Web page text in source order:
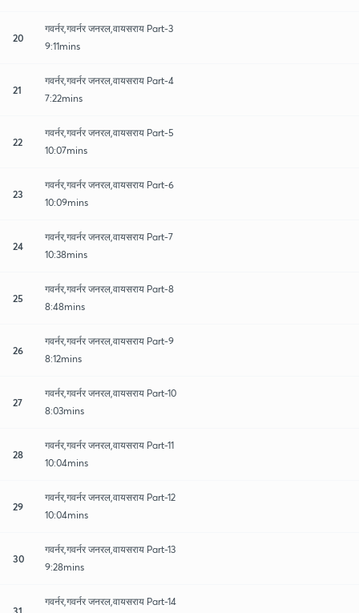
20
गवर्नर,गवर्नर जनरल,वायसराय Part-3
9:11mins
21
गवर्नर,गवर्नर जनरल,वायसराय Part-4
7:22mins
22
गवर्नर,गवर्नर जनरल,वायसराय Part-5
10:07mins
23
गवर्नर,गवर्नर जनरल,वायसराय Part-6
10:09mins
24
गवर्नर,गवर्नर जनरल,वायसराय Part-7
10:38mins
25
गवर्नर,गवर्नर जनरल,वायसराय Part-8
8:48mins
26
गवर्नर,गवर्नर जनरल,वायसराय Part-9
8:12mins
27
गवर्नर,गवर्नर जनरल,वायसराय Part-10
8:03mins
28
गवर्नर,गवर्नर जनरल,वायसराय Part-11
10:04mins
29
गवर्नर,गवर्नर जनरल,वायसराय Part-12
10:04mins
30
गवर्नर,गवर्नर जनरल,वायसराय Part-13
9:28mins
31
गवर्नर,गवर्नर जनरल,वायसराय Part-14